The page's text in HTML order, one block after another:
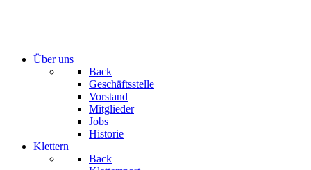
Über uns
Back
Geschäftsstelle
Vorstand
Mitglieder
Jobs
Historie
Klettern
Back